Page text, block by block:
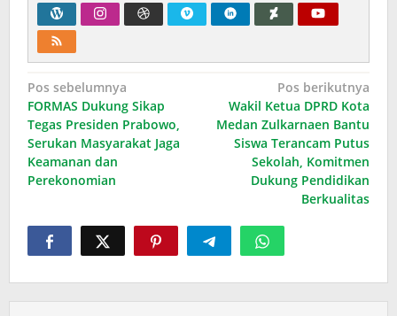
Navigasi
pos
Pos sebelumnya
FORMAS Dukung Sikap
Tegas Presiden Prabowo,
Serukan Masyarakat Jaga
Keamanan dan
Perekonomian
Pos berikutnya
Wakil Ketua DPRD Kota
Medan Zulkarnaen Bantu
Siswa Terancam Putus
Sekolah, Komitmen
Dukung Pendidikan
Berkualitas